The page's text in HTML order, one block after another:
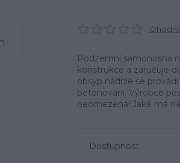
Podzemní samonosná
konstrukce a zaručuje
obsyp nádrže se
betonování. Výrobce
neomezená! Jaké má
Dostupnost